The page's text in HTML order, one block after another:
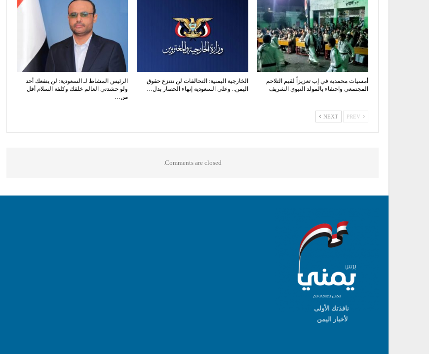
أمسيات محمدية في إب تعزيزاً لقيم التلاحم
المجتمعي واحتفاء بالمولد النبوي الشريف
الخارجية اليمنية: التحالفات لن تنتزع حقوق
اليمن.. وعلى السعودية إنهاء الحصار بدل…
الرئيس المشاط لـ السعودية: لن ينفعك أحد
ولو حشدتي العالم خلفك وكلفة السلام أقل
من…
NEXT
Comments are closed.
نافذتك الأولى
لأخبار اليمن